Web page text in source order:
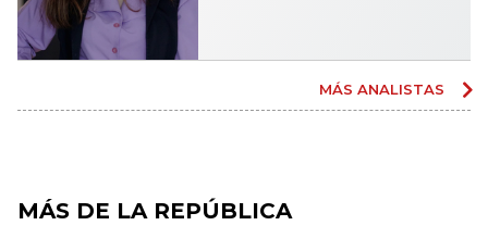
MÁS ANALISTAS
MÁS DE LA REPÚBLICA